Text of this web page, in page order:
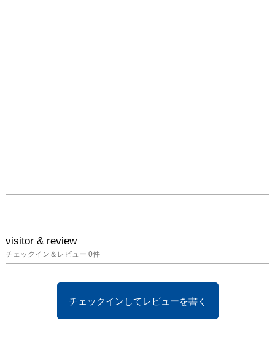
visitor & review
チェックイン＆レビュー 0件
チェックインしてレビューを書く